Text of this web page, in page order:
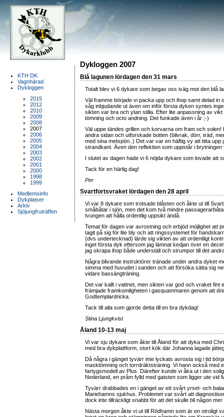
KTH DK
Vagnhärad
Dykloggen
2015
2012
2010
2009
2008
2007
2006
2005
2004
2003
2002
2001
2000
1998
1999
Medlemsinfo
Dykplatser
Arkiv
Sjöjungfruträffen
Dykloggen 2007
Blå lagunen lördagen den 31 mars
Totalt blev vi 6 dykare som begav oss iväg mot den blå
Väl framme började vi packa upp och ihop samt delad
såg inbjudande ut även om inför första dyken syntes
sikten var bra och ytan stilla. Efter lite anpassning av
tömning och octo andning. Det funkade även i år ;-)
Väl uppe tändes grillen och korvarna om fram och
andra sidan och utforskade botten (bilvrak, dörr, träd,
med sina metspön..) Det var var en häftig vy att titta
strandkant. Även den reflektion som uppstår i
I slutet av dagen hade vi 6 nöjda dykare som lovade att
Tack för en härlig dag!
Per
Svartfortsvraket lördagen den 28 april
Vi var 8 dykare som trotsade blåsten och åkte ut till
småbåtar i sjön, men det kom två mindre
tvungen att hålla ordentlig uppsikt ändå.
Temat för dagen var avrostning och erbjöd möjlighet att
tagit på sig för lite bly och att ringssystemet för
(dvs undertecknad) lärde sig vikten av att ordentligt
inget första dyk eftersom jag lämnat kedjan över en
jag skrapa ihop både underställ och strumpor till det
Några blivande instruktörer tränade under andra dyket
simma med huvudet i sanden och att försöka sätta sig
vidare bassängträning.
Det var kallt i vattnet, men sikten var god och vraket fint
främjade framkomligheten i gasquammaren genom att
Godtemplardricka.
Tack till alla som gjorde detta till en bra dykdag!
Stina Ljungkvist
Åland 10-13 maj
Vi var sju dykare som åkte till Åland för att dyka med
med bra dykplattform, stort kök där Johanna lagade
Då några i gänget tyvärr inte lyckats avrosta sig i tid
masktömning och torrdräktsträning. Vi hann också med
fartygsmodell av Plus. Därefter kunde vi åka ut i den
Nederland, en pråm fylld med gatsten som ligger ute vid
Tyvärr drabbades en i gänget av ett svårt yrsel- och
Mariehamns sjukhus. Problemet var svårt att
dock inte tillräckligt snabbt för att det skulle bli någon
Nästa morgon åkte vi ut till Rödhamn som är en otroligt